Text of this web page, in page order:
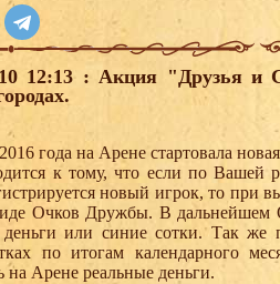
10 12:13 : Акция "Друзья и
года на Арене стартовала
к тому, что если по Вашей
новый игрок, то
Очков Дружбы. В дальнейшем
деньги или синие сотки. Так же
по итогам календарного
на Арене реальные деньги.